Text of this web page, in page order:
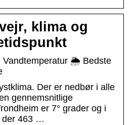
klima og
🌦️ Bedste
Der er nedbør i alle
gennemsnitlige
er 7° grader og i
der 463 …